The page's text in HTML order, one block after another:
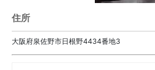
住所
大阪府泉佐野市日根野4434番地3